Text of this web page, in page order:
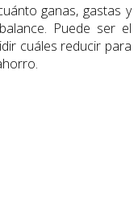
ganas, gastas y
Puede ser el
cuáles reducir para